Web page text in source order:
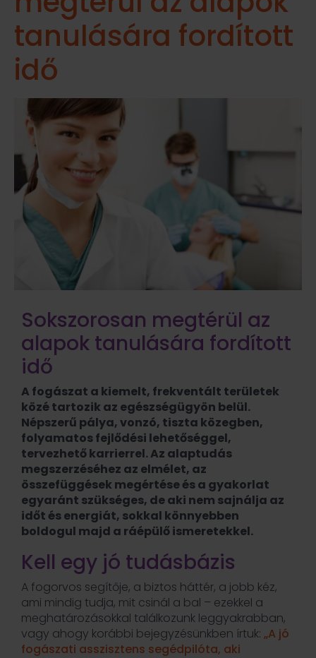
tanulására fordított
idő
Sokszorosan megtérül az
alapok tanulására fordított
idő
A fogászat a kiemelt, frekventált területek
közé tartozik az egészségügyön belül.
Népszerű pálya, vonzó, tiszta közegben,
folyamatos fejlődési lehetőséggel,
tervezhető karrierrel. Az alaptudás
megszerzéséhez az elmélet, az
összefüggések megértése és a gyakorlat
egyaránt szükséges, de aki nem sajnálja az
időt és energiát, sokkal könnyebben
boldogul majd a ráépülő ismeretekkel.
Kell egy jó tudásbázis
A fogorvos segítője, a biztos háttér, a jobb kéz,
ami mindig tudja, mit csinál a bal – ezekkel a
meghatározásokkal találkozunk leggyakrabban,
vagy ahogy korábbi bejegyzésünkben írtuk: „A jó
fogászati asszisztens segédpilóta, aki